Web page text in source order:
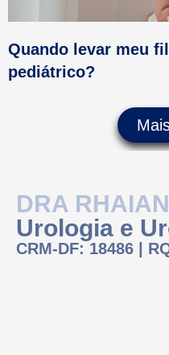
Quando levar meu
pediátrico?
Urologia e
CRM-DF: 18486 |